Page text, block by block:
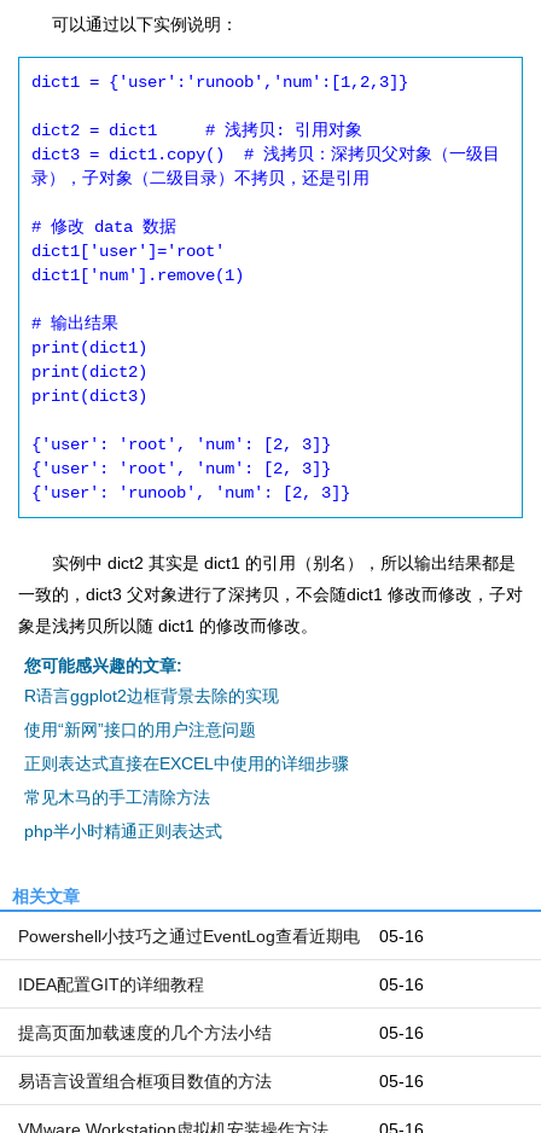
可以通过以下实例说明：
dict1 = {'user':'runoob','num':[1,2,3]}
dict2 = dict1     # 浅拷贝: 引用对象
dict3 = dict1.copy()  # 浅拷贝：深拷贝父对象（一级目
录），子对象（二级目录）不拷贝，还是引用
# 修改 data 数据
dict1['user']='root'
dict1['num'].remove(1)
# 输出结果
print(dict1)
print(dict2)
print(dict3)
{'user': 'root', 'num': [2, 3]}
{'user': 'root', 'num': [2, 3]}
{'user': 'runoob', 'num': [2, 3]}
实例中 dict2 其实是 dict1 的引用（别名），所以输出结果都是
一致的，dict3 父对象进行了深拷贝，不会随dict1 修改而修改，子对
象是浅拷贝所以随 dict1 的修改而修改。
您可能感兴趣的文章:
R语言ggplot2边框背景去除的实现
使用“新网”接口的用户注意问题
正则表达式直接在EXCEL中使用的详细步骤
常见木马的手工清除方法
php半小时精通正则表达式
相关文章
05-16
Powershell小技巧之通过EventLog查看近期电
脑开机和关机时间 05-16
IDEA配置GIT的详细教程
05-16
提高页面加载速度的几个方法小结
05-16
易语言设置组合框项目数值的方法